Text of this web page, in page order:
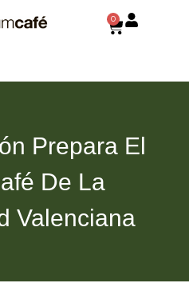
0
Prepara El
De La
Valenciana